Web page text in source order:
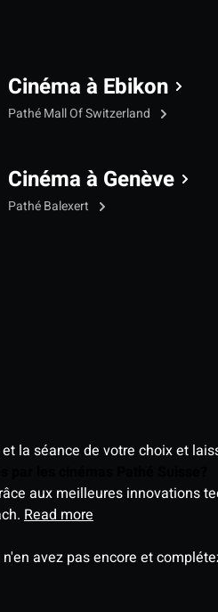
Cinéma à Ebikon
Pathé Mall Of Switzerland
Cinéma à Genève
Pathé Balexert
la séance de votre choix et
aux meilleures innovations
Read more
avez pas encore et